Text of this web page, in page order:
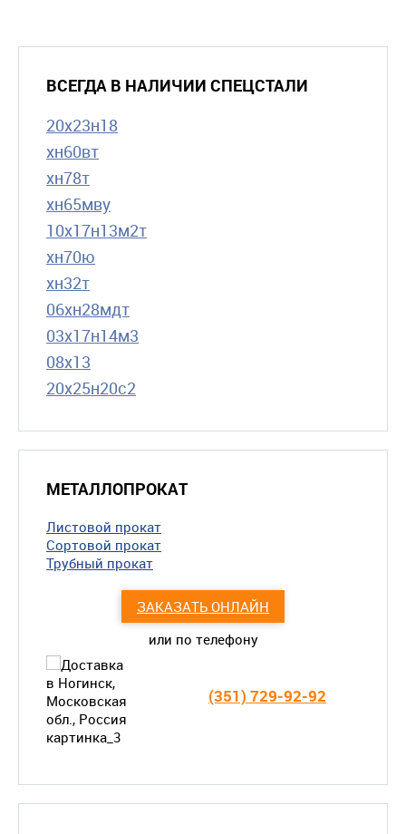
ВСЕГДА В НАЛИЧИИ СПЕЦСТАЛИ
20х23н18
хн60вт
хн78т
хн65мву
10х17н13м2т
хн70ю
хн32т
06хн28мдт
03х17н14м3
08х13
20х25н20с2
МЕТАЛЛОПРОКАТ
Листовой прокат
Сортовой прокат
Трубный прокат
ЗАКАЗАТЬ ОНЛАЙН
или по телефону
(351) 729-92-92